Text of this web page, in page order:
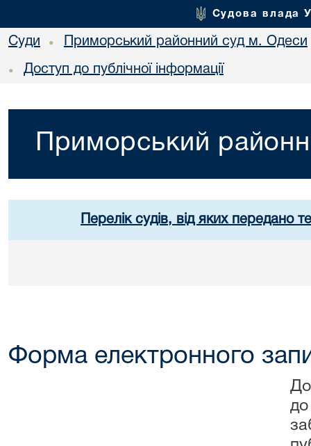
Судова влада
Суди • Приморський районний суд м. Одеси
• Доступ до публічної інформації
Приморський
Перелік судів, від яких передано
Форма електронного